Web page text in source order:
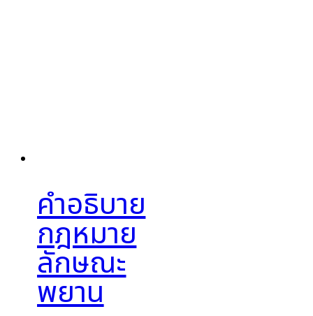
คำอธิบาย
กฎหมาย
ลักษณะ
พยาน